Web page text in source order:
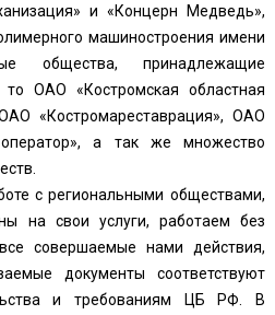
и «Концерн Медведь»,
машиностроения имени
общества, принадлежащие
то ОАО «Костромская областная
«Костромареставрация», ОАО
оператор», а так же множество
с региональными обществами,
на свои услуги, работаем без
совершаемые нами действия,
документы соответствуют
и требованиям ЦБ РФ. В